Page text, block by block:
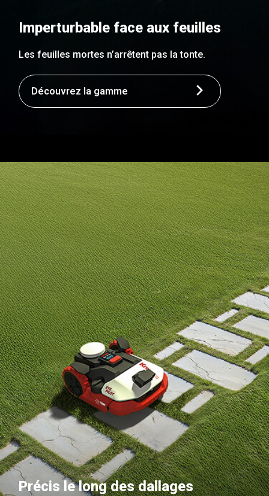
Imperturbable face aux feuilles
Les feuilles mortes n’arrêtent pas la tonte.
Découvrez la gamme
Précis le long des dallages